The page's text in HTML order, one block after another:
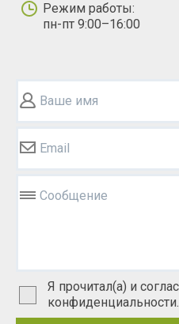
Режим работы:
пн-пт 9:00–16:00
Ваше имя
Email
Сообщение
Я прочитал(а) и
конфиденциальности.